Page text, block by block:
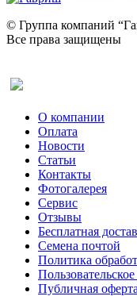
Ревень
Рукола
Рута
Тмин
Трава для чая
Туласи
Укроп
Фенхель
Хризантема
Цикорий
Цикорий
Черемша
Шпинат
Щавель
Эндивий
Эстрагон
© Группа компаний
Все права защищены
О компании
Оплата
Новости
Статьи
Контакты
Фотогалерея​
Сервис
Отзывы
Бесплатная
Семена почтой
Политика
Публичная оферта